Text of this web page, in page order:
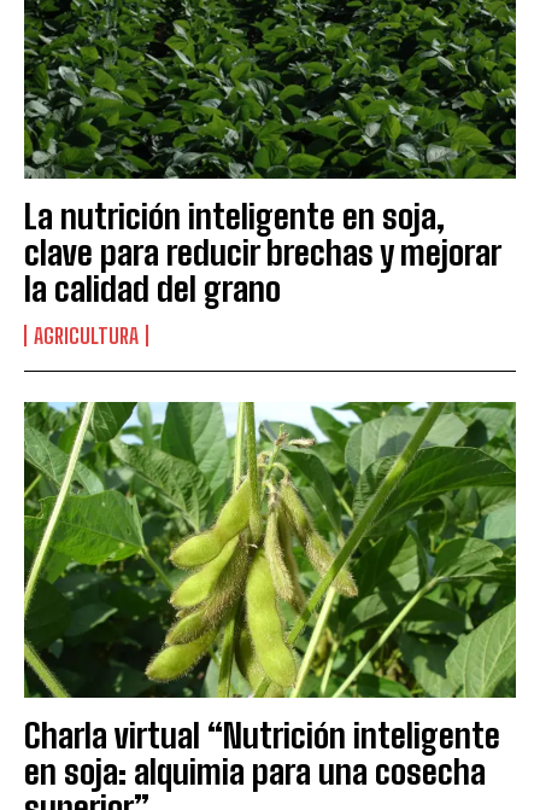
Suscribite al Newsletter
La nutrición inteligente en soja,
clave para reducir brechas y mejorar
la calidad del grano
AGRICULTURA
Charla virtual “Nutrición inteligente
en soja: alquimia para una cosecha